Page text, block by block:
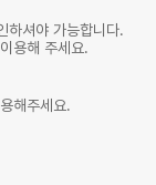
하셔야 가능합니다.
용해 주세요.
해주세요.